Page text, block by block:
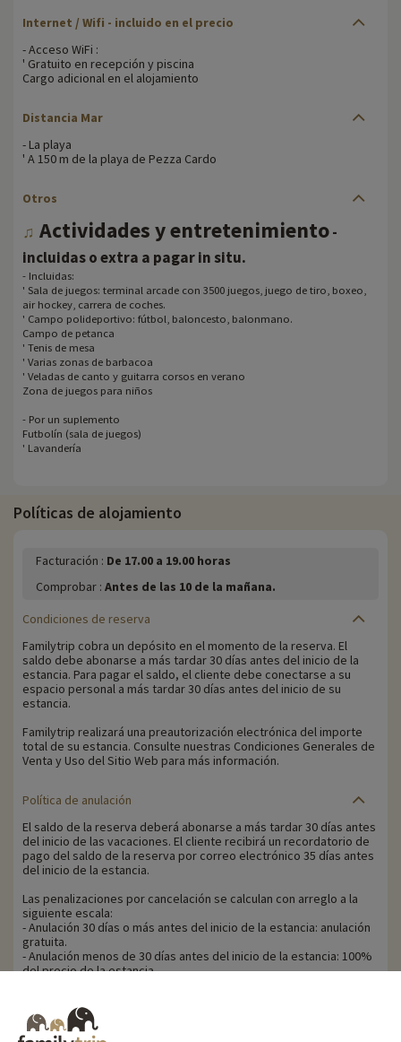
Internet / Wifi - incluido en el precio
- Acceso WiFi :
' Gratuito en recepción y piscina
Cargo adicional en el alojamiento
Distancia Mar
- La playa
' A 150 m de la playa de Pezza Cardo
Otros
♫ Actividades y entretenimiento-
incluidas o extra a pagar in situ.
- Incluidas:
' Sala de juegos: terminal arcade con 3500 juegos, juego de tiro, boxeo,
air hockey, carrera de coches.
' Campo polideportivo: fútbol, baloncesto, balonmano.
Campo de petanca
' Tenis de mesa
' Varias zonas de barbacoa
' Veladas de canto y guitarra corsos en verano
Zona de juegos para niños
- Por un suplemento
Futbolín (sala de juegos)
' Lavandería
Políticas de alojamiento
Facturación : De 17.00 a 19.00 horas
Comprobar : Antes de las 10 de la mañana.
Condiciones de reserva
Familytrip cobra un depósito en el momento de la reserva. El
saldo debe abonarse a más tardar 30 días antes del inicio de la
estancia. Para pagar el saldo, el cliente debe conectarse a su
espacio personal a más tardar 30 días antes del inicio de su
estancia.
Familytrip realizará una preautorización electrónica del importe
total de su estancia. Consulte nuestras Condiciones Generales de
Venta y Uso del Sitio Web para más información.
Política de anulación
El saldo de la reserva deberá abonarse a más tardar 30 días antes
del inicio de las vacaciones. El cliente recibirá un recordatorio de
pago del saldo de la reserva por correo electrónico 35 días antes
del inicio de la estancia.
Las penalizaciones por cancelación se calculan con arreglo a la
siguiente escala:
- Anulación 30 días o más antes del inicio de la estancia: anulación
gratuita.
- Anulación menos de 30 días antes del inicio de la estancia: 100%
del precio de la estancia.
socio AREAS Assurances. Contrátelo en el momento de la reserva
o en las 24 horas siguientes por teléfono.